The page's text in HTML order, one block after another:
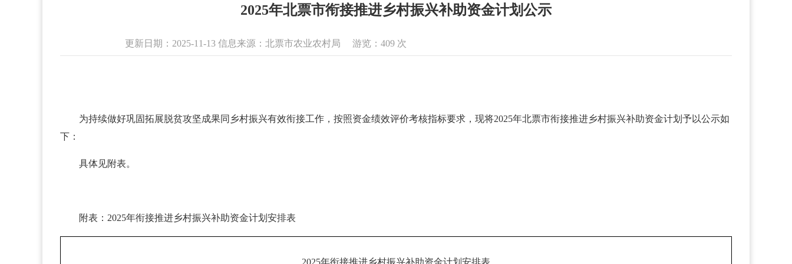
2025年北票市衔接推进乡村振兴补助资金计划公示
更新日期：2025-11-13 信息来源：北票市农业农村局 游览： 409 次
为持续做好巩固拓展脱贫攻坚成果同乡村振兴有效衔接工作，按照资金绩效评价考核指标要求，现将2025年北票市衔接推进乡村振兴补助资金计划予以公示如
下：
具体见附表。
附表： 2025年衔接推进乡村振兴补助资金计划安排表
2025年衔接推进乡村振兴补助资金计划安排表